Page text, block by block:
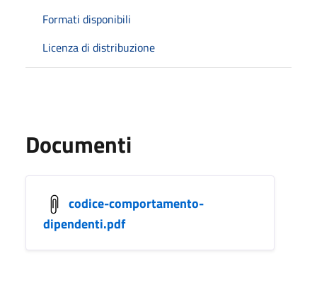
Formati disponibili
Licenza di distribuzione
Documenti
codice-comportamento-
dipendenti.pdf